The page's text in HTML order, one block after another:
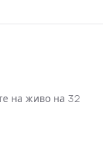
на живо на 32